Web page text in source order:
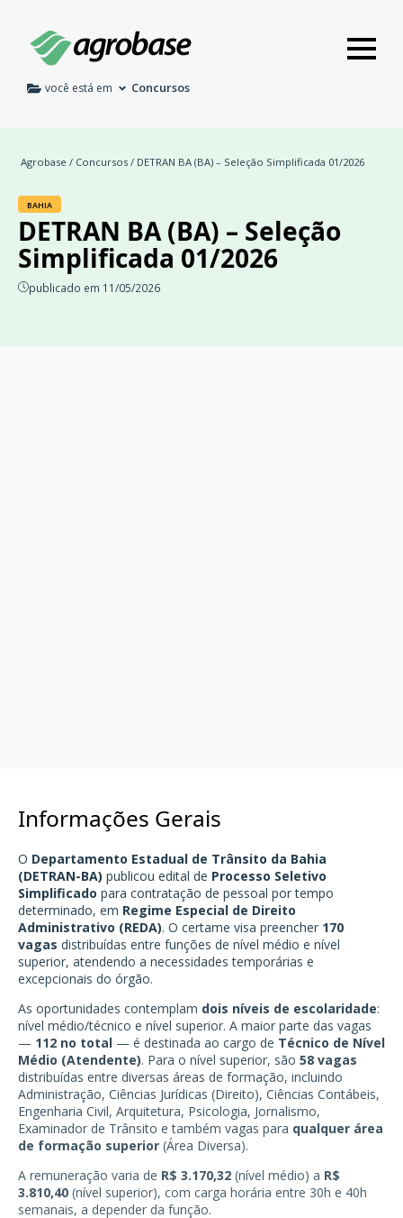
você está em Concursos
Agrobase / Concursos / DETRAN BA (BA) – Seleção Simplificada 01/2026
BAHIA
DETRAN BA (BA) – Seleção
Simplificada 01/2026
publicado em 11/05/2026
Informações Gerais
O Departamento Estadual de Trânsito da Bahia
(DETRAN-BA) publicou edital de Processo Seletivo
Simplificado para contratação de pessoal por tempo
determinado, em Regime Especial de Direito
Administrativo (REDA). O certame visa preencher 170
vagas distribuídas entre funções de nível médio e nível
superior, atendendo a necessidades temporárias e
excepcionais do órgão.
As oportunidades contemplam dois níveis de escolaridade:
nível médio/técnico e nível superior. A maior parte das vagas
— 112 no total — é destinada ao cargo de Técnico de Nível
Médio (Atendente). Para o nível superior, são 58 vagas
distribuídas entre diversas áreas de formação, incluindo
Administração, Ciências Jurídicas (Direito), Ciências Contábeis,
Engenharia Civil, Arquitetura, Psicologia, Jornalismo,
Examinador de Trânsito e também vagas para qualquer área
de formação superior (Área Diversa).
A remuneração varia de R$ 3.170,32 (nível médio) a R$
3.810,40 (nível superior), com carga horária entre 30h e 40h
semanais, a depender da função.